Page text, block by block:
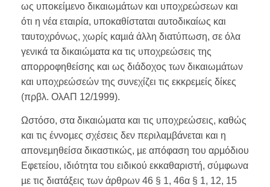
ως υποκείµενο δικαιωµάτων και υποχρεώσεων και
ότι η νέα εταιρία, υποκαθίσταται αυτοδικαίως και
ταυτοχρόνως, χωρίς καµιά άλλη διατύπωση, σε όλα
γενικά τα δικαιώµατα κα τις υποχρεώσεις της
απορροφηθείσης και ως διάδοχος των δικαιωµάτων
και υποχρεώσεών της συνεχίζει τις εκκρεµείς δίκες
(πρβλ. ΟλΑΠ 12/1999).
Ωστόσο, στα δικαιώµατα και τις υποχρεώσεις, καθώς
και τις έννοµες σχέσεις δεν περιλαµβάνεται και η
απονεµηθείσα δικαστικώς, µε απόφαση του αρµόδιου
Εφετείου, ιδιότητα του ειδικού εκκαθαριστή, σύµφωνα
µε τις διατάξεις των άρθρων 46 § 1, 46α § 1, 12, 15